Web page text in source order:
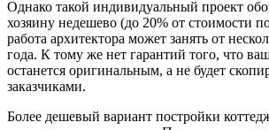
Однако такой индивидуальный проект
хозяину недешево (до 20% от стоимости
работа архитектора может занять от
года. К тому же нет гарантий того, что
останется оригинальным, а не будет
заказчиками.
Более дешевый вариант постройки